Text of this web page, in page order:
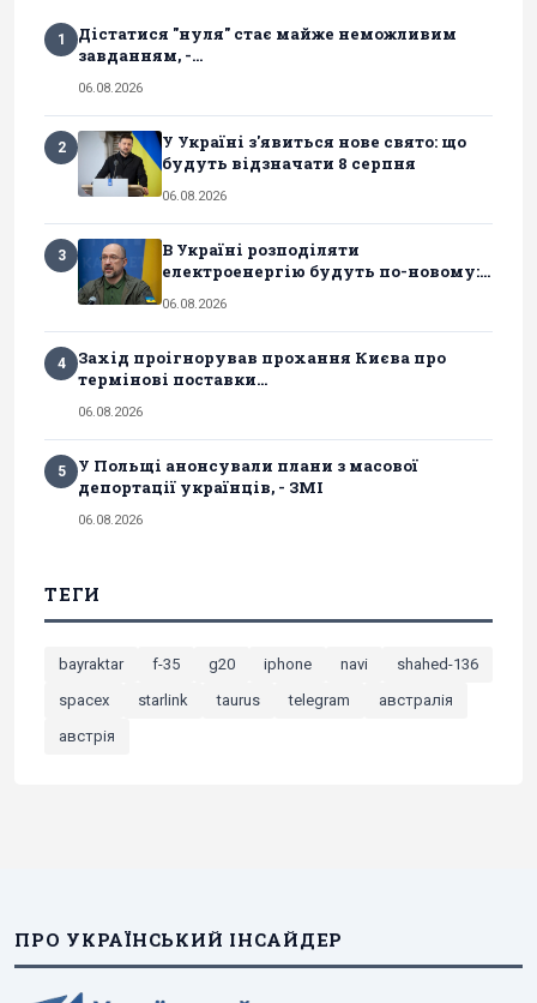
1
Дістатися "нуля" стає майже неможливим
завданням, -...
06.08.2026
2
У Україні з'явиться нове свято: що
будуть відзначати 8 серпня
06.08.2026
3
В Україні розподіляти
електроенергію будуть по-новому:...
06.08.2026
4
Захід проігнорував прохання Києва про
термінові поставки...
06.08.2026
5
У Польщі анонсували плани з масової
депортації українців, - ЗМІ
06.08.2026
ТЕГИ
bayraktar f-35 g20 iphone navi
shahed-136
spacex
starlink taurus telegram
австралія
австрія
ПРО УКРАЇНСЬКИЙ ІНСАЙДЕР